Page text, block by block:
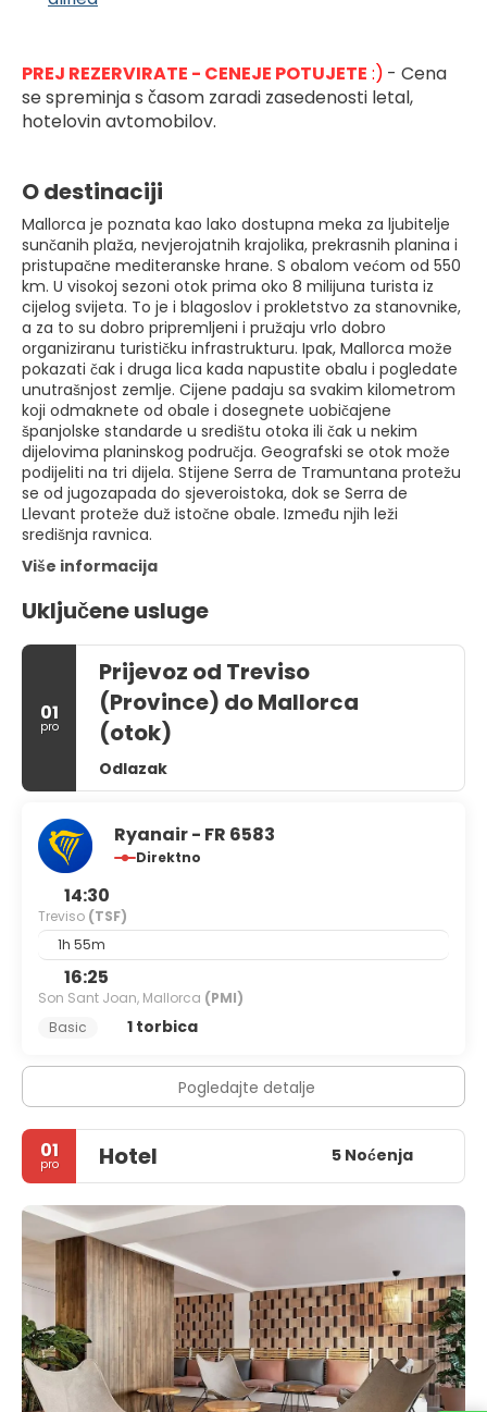
PREJ REZERVIRATE - CENEJE POTUJETE :) - Cena
se spreminja s časom zaradi zasedenosti letal,
hotelovin avtomobilov.
O destinaciji
Mallorca je poznata kao lako dostupna meka za ljubitelje
sunčanih plaža, nevjerojatnih krajolika, prekrasnih planina i
pristupačne mediteranske hrane. S obalom većom od 550
km. U visokoj sezoni otok prima oko 8 milijuna turista iz
cijelog svijeta. To je i blagoslov i prokletstvo za stanovnike,
a za to su dobro pripremljeni i pružaju vrlo dobro
organiziranu turističku infrastrukturu. Ipak, Mallorca može
pokazati čak i druga lica kada napustite obalu i pogledate
unutrašnjost zemlje. Cijene padaju sa svakim kilometrom
koji odmaknete od obale i dosegnete uobičajene
španjolske standarde u središtu otoka ili čak u nekim
dijelovima planinskog područja. Geografski se otok može
podijeliti na tri dijela. Stijene Serra de Tramuntana protežu
se od jugozapada do sjeveroistoka, dok se Serra de
Llevant proteže duž istočne obale. Između njih leži
središnja ravnica.
Više informacija
Uključene usluge
01
pro
Prijevoz od Treviso
(Province) do Mallorca
(otok)
Odlazak
Ryanair - FR 6583
Direktno
14:30
Treviso (TSF)
1h 55m
16:25
Son Sant Joan, Mallorca (PMI)
Basic
1 torbica
Pogledajte detalje
01
pro Hotel 5 Noćenja